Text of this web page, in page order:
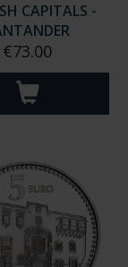
CAPITALS -
€73.00